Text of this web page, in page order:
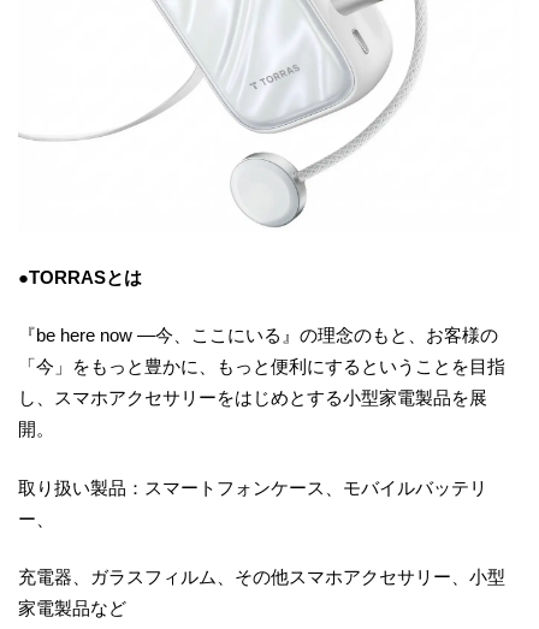
●TORRASとは
『be here now ―今、ここにいる』の理念のもと、お客様の
「今」をもっと豊かに、もっと便利にするということを目指
し、スマホアクセサリーをはじめとする小型家電製品を展
開。
取り扱い製品：スマートフォンケース、モバイルバッテリ
ー、
充電器、ガラスフィルム、その他スマホアクセサリー、小型
家電製品など